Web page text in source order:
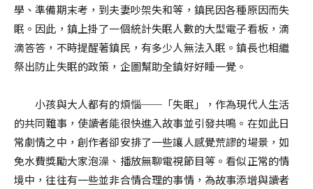
學、準備期末考，到夫妻吵架失和等，鎮民因各種原因而失
眠。因此，鎮上掛了一個統計失眠人數的大型電子看板，滴
滴答答，不時提醒著鎮民， 有多少人無法入眠。鎮長也相繼
祭出防止失眠的政策，企圖幫助全鎮好好睡一覺。
小孩與大人都有的煩惱── 「失眠」，作為現代人生活
的共同難事，使讀者能很快進入故事並引發共鳴。在如此日
常劇情之中，創作者卻安排了一些讓人感覺荒謬的場景，如
免水費獎勵大家泡澡、播放無聊電視節目等。看似正常的情
境中，往往有一些並非合情合理的事情，為故事添增與讀者